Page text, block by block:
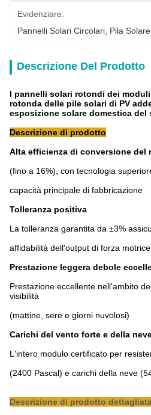
Evidenziare:
Pannelli Solari Circolari Pila
Descrizione Del Prodotto
I pannelli solari rotondi dei
rotonda delle pile solari di PV
esposizione solare domestica del
Descrizione di prodotto
Alta efficienza di conversione del
(fino a 16%), con tecnologia
capacità principale di fabbricazione
Tolleranza positiva
La tolleranza garantita da ±3%
affidabilità dell'output di forza motrice
Prestazione leggera debole
Prestazione eccellente nell'ambito
visibilità
(mattine, sere e giorni nuvolosi)
Carichi del vento forte e della
L'intero modulo certificato per
(2400 Pascal) e carichi della neve
Descrizione di prodotto